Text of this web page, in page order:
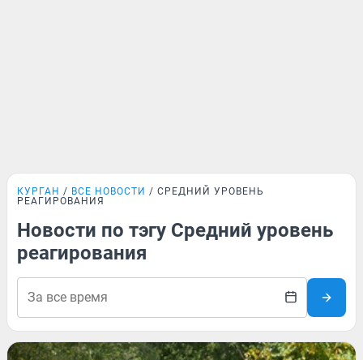
КУРГАН ВСЕ НОВОСТИ
СРЕДНИЙ УРОВЕНЬ
РЕАГИРОВАНИЯ
Новости по тэгу Средний уровень
реагирования